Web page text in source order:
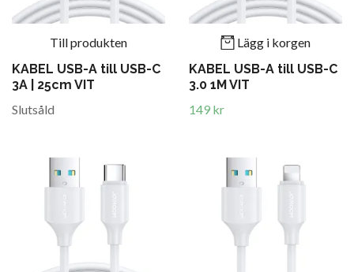
Till produkten
KABEL USB-A till USB-C
3A | 25cm VIT
Slutsåld
Lägg i korgen
KABEL USB-A till USB-C
3.0 1M VIT
149 kr